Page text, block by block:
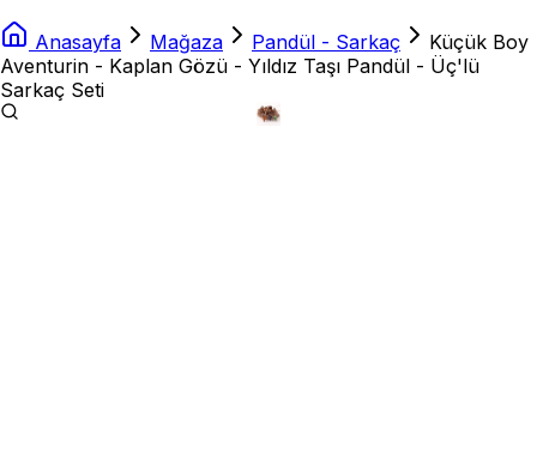
Anasayfa Mağaza Pandül - Sarkaç
Küçük Boy
Aventurin - Kaplan Gözü - Yıldız Taşı Pandül - Üç'lü
Sarkaç Seti